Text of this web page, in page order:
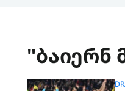
"ბაიერნ